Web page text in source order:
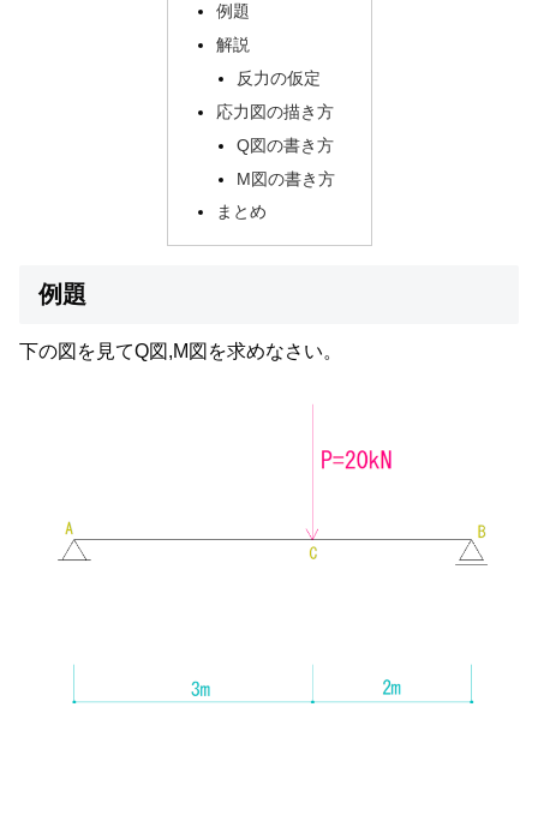
例題
解説
反力の仮定
応力図の描き方
Q図の書き方
M図の書き方
まとめ
例題
下の図を見てQ図,M図を求めなさい。